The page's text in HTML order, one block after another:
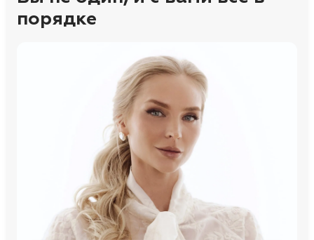
порядке